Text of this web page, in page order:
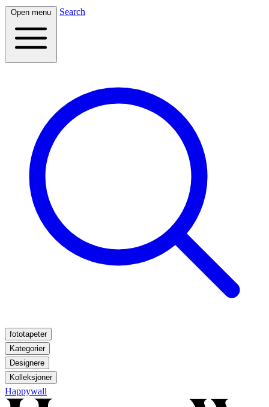
Open menu Search
fototapeter
Kategorier
Designere
Kolleksjoner
Happywall